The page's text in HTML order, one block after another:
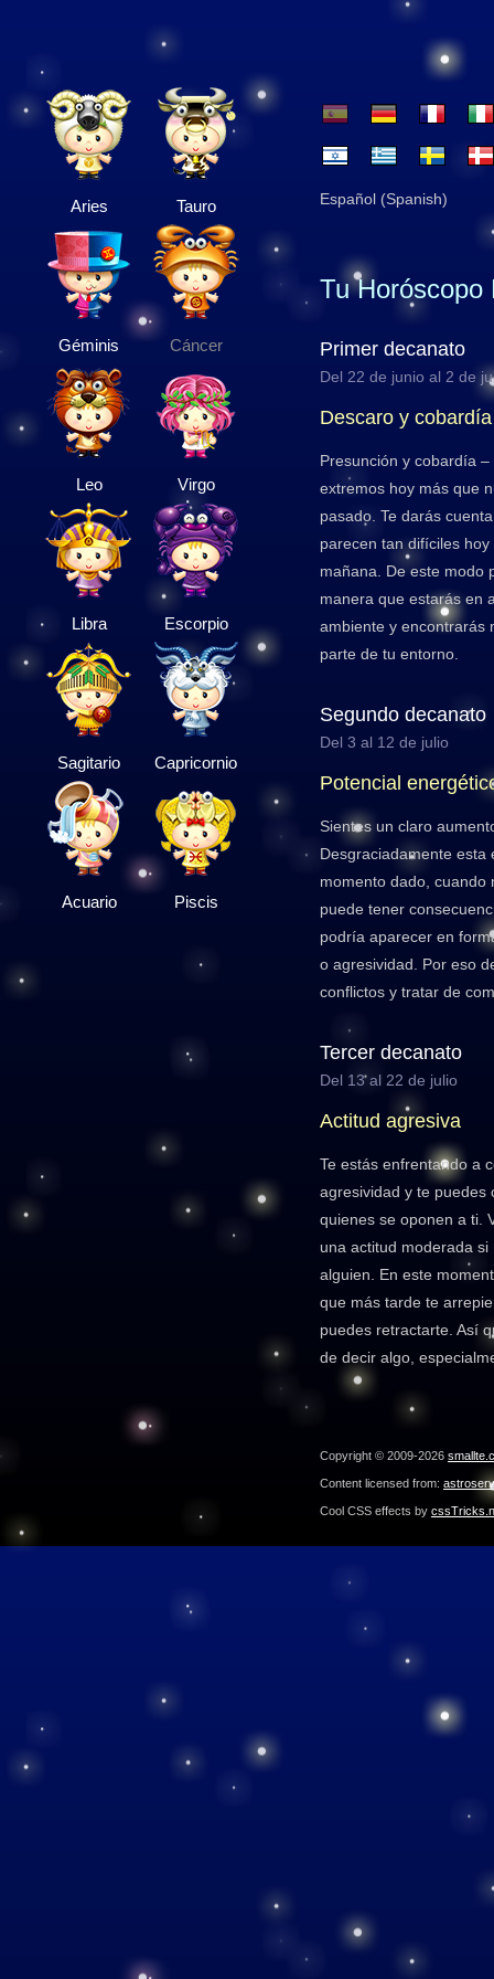
Aries Tauro
Géminis Cáncer
Leo Virgo
Libra Escorpio
Sagitario Capricornio
Acuario Piscis
Español (Spanish)
Tu Horóscopo
Primer decanato
Del 22 de junio al 2 de
Descaro y cobardía
Presunción y cobardía
extremos hoy más que
pasado. Te darás
parecen tan difíciles
mañana. De este modo
manera que estarás en
ambiente y encontrarás
parte de tu entorno.
Segundo decanato
Del 3 al 12 de julio
Potencial
Sientes un claro
Desgraciadamente
momento dado, cuando
puede tener
podría aparecer en
o agresividad. Por eso
conflictos y tratar de
Tercer decanato
Del 13 al 22 de julio
Actitud agresiva
Te estás enfrentando a
agresividad y te puedes
quienes se oponen a ti.
una actitud moderada
alguien. En este
que más tarde te
puedes retractarte. Así
de decir algo,
Copyright © 2009-2026
Content licensed from:
Cool CSS effects by